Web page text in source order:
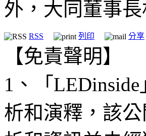
外，大同董事
RSS 列印 分享
【免責聲明】
1、「
析和演釋，該